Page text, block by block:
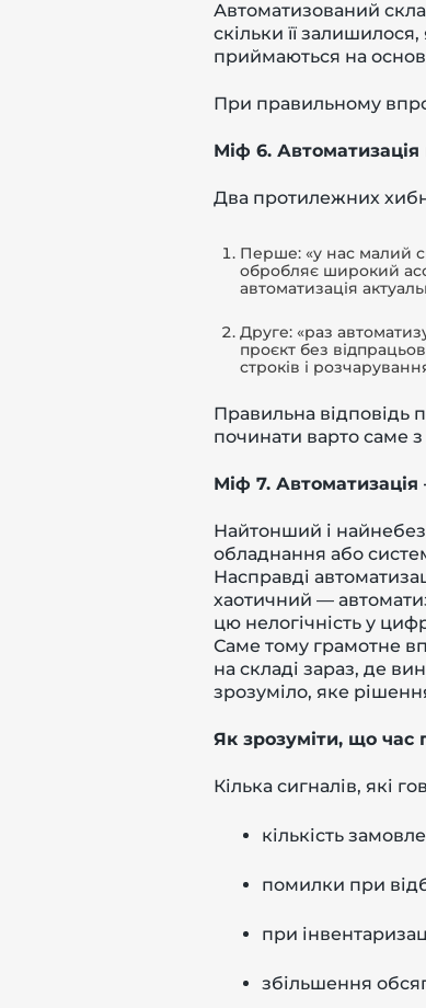
Автоматизований
скільки її
приймаються на
При правильному
Міф 6. Автоматизація
Два протилежних
Перше: «у нас малий
обробляє широкий
автоматизація
Друге: «раз
проєкт без
строків і
Правильна відповідь
починати варто саме з
Міф 7.
Найтонший і
обладнання або
Насправді
хаотичний —
цю нелогічність у
Саме тому грамотне
на складі зараз, де
зрозуміло, яке
Як зрозуміти, що час
Кілька сигналів, які
кількість
помилки при
при
збільшення